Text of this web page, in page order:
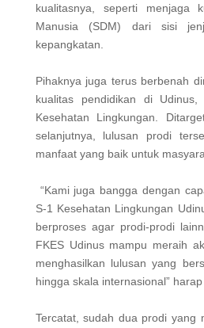
kualitasnya, seperti menjaga
Manusia (SDM) dari sisi
kepangkatan.
Pihaknya juga terus berbenah
kualitas pendidikan di Udinus,
Kesehatan Lingkungan.
selanjutnya, lulusan prodi
manfaat yang baik untuk
“Kami juga bangga dengan
S-1 Kesehatan Lingkungan
berproses agar prodi-prodi
FKES Udinus mampu meraih
menghasilkan lulusan yang
hingga skala internasional”
Tercatat, sudah dua prodi yang